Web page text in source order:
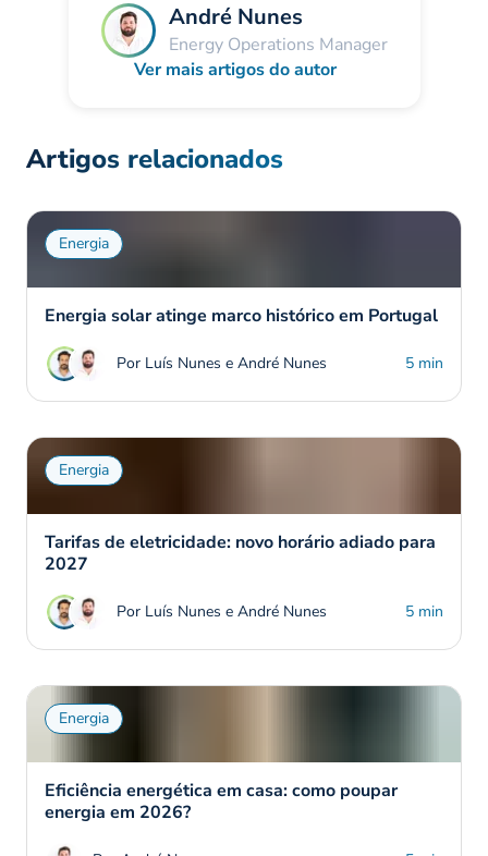
André Nunes
Energy Operations Manager
Ver mais artigos do autor
Artigos relacionados
Energia
Energia solar atinge marco histórico em Portugal
Por Luís Nunes e André Nunes 5 min
Energia
Tarifas de eletricidade: novo horário adiado para
2027
Por Luís Nunes e André Nunes 5 min
Energia
Eficiência energética em casa: como poupar
energia em 2026?